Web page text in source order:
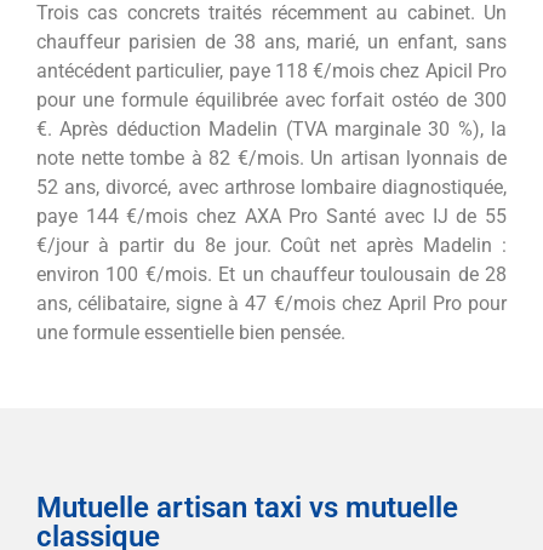
Trois cas concrets traités récemment au cabinet. Un
chauffeur parisien de 38 ans, marié, un enfant, sans
antécédent particulier, paye 118 €/mois chez Apicil Pro
pour une formule équilibrée avec forfait ostéo de 300
€. Après déduction Madelin (TVA marginale 30 %), la
note nette tombe à 82 €/mois. Un artisan lyonnais de
52 ans, divorcé, avec arthrose lombaire diagnostiquée,
paye 144 €/mois chez AXA Pro Santé avec IJ de 55
€/jour à partir du 8e jour. Coût net après Madelin :
environ 100 €/mois. Et un chauffeur toulousain de 28
ans, célibataire, signe à 47 €/mois chez April Pro pour
une formule essentielle bien pensée.
Mutuelle artisan taxi vs mutuelle
classique